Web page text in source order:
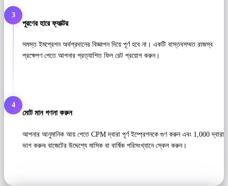
3
পূরণের হারে ফ্যাক্টর
সমস্ত ইমপ্রেশন অর্থপ্রদানের বিজ্ঞাপন দিয়ে পূর্ণ হবে না। একটি বাস্তবসম্মত রাজস্ব
প্রক্ষেপণ পেতে আপনার প্রত্যাশিত ফিল রেট প্রয়োগ করুন।
4
মোট মান গণনা করুন
আপনার আনুমানিক আয় পেতে CPM দ্বারা পূর্ণ ইম্প্রেশনকে গুণ করুন এবং 1,000 দ্বারা
ভাগ করুন৷ বাজেটের উদ্দেশ্যে মাসিক বা বার্ষিক পরিসংখ্যানে স্কেল করুন।